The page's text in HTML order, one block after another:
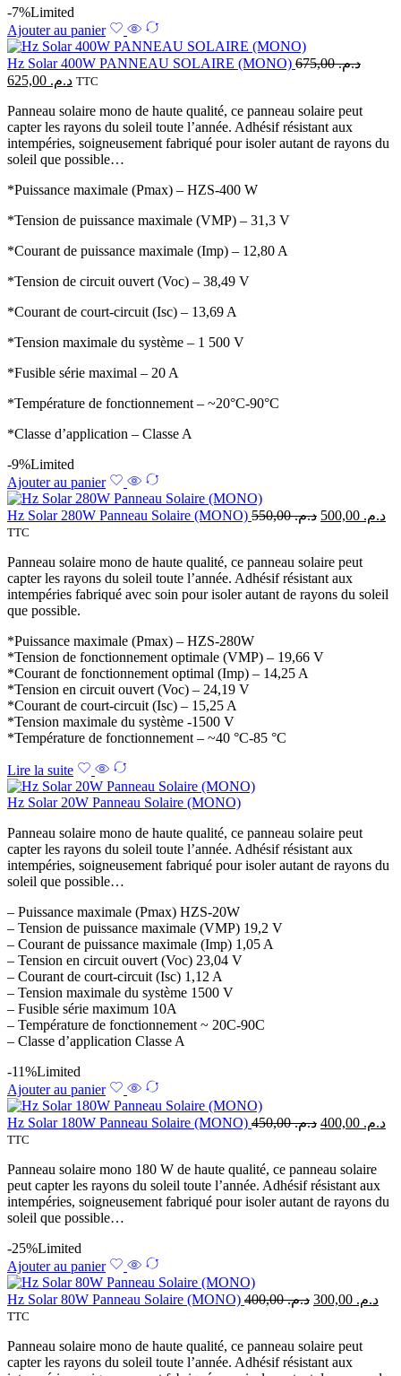
-7%Limited
Ajouter au panier
Hz Solar 400W PANNEAU SOLAIRE (MONO) د.م.675,00
د.م. TTC
Panneau solaire mono de haute qualité, ce panneau solaire peut
capter les rayons du soleil toute l’année. Adhésif résistant aux
intempéries, soigneusement fabriqué pour isoler autant de rayons du
soleil que possible…
*Puissance maximale (Pmax) – HZS-400 W
*Tension de puissance maximale (VMP) – 31,3 V
*Courant de puissance maximale (Imp) – 12,80 A
*Tension de circuit ouvert (Voc) – 38,49 V
*Courant de court-circuit (Isc) – 13,69 A
*Tension maximale du système – 1 500 V
*Fusible série maximal – 20 A
*Température de fonctionnement – ~20°C-90°C
*Classe d’application – Classe A
-9%Limited
Ajouter au panier
Hz Solar 280W Panneau Solaire (MONO) د.م.550,00 د.م.
TTC
Panneau solaire mono de haute qualité, ce panneau solaire peut
capter les rayons du soleil toute l’année. Adhésif résistant aux
intempéries fabriqué avec soin pour isoler autant de rayons du soleil
que possible.
*Puissance maximale (Pmax) – HZS-280W
*Tension de fonctionnement optimale (VMP) – 19,66 V
*Courant de fonctionnement optimal (Imp) – 14,25 A
*Tension en circuit ouvert (Voc) – 24,19 V
*Courant de court-circuit (Isc) – 15,25 A
*Tension maximale du système -1500 V
*Température de fonctionnement – ​​~40 °C-85 °C
Lire la suite
Hz Solar 20W Panneau Solaire (MONO)
Panneau solaire mono de haute qualité, ce panneau solaire peut
capter les rayons du soleil toute l’année. Adhésif résistant aux
intempéries, soigneusement fabriqué pour isoler autant de rayons du
soleil que possible…
– Puissance maximale (Pmax) HZS-20W
– Tension de puissance maximale (VMP) 19,2 V
– Courant de puissance maximale (Imp) 1,05 A
– Tension en circuit ouvert (Voc) 23,04 V
– Courant de court-circuit (Isc) 1,12 A
– Tension maximale du système 1500 V
– Fusible série maximum 10A
– Température de fonctionnement ~ 20C-90C
– Classe d’application Classe A
-11%Limited
Ajouter au panier
Hz Solar 180W Panneau Solaire (MONO) د.م.450,00 د.م.
TTC
Panneau solaire mono 180 W de haute qualité, ce panneau solaire
peut capter les rayons du soleil toute l’année. Adhésif résistant aux
intempéries, soigneusement fabriqué pour isoler autant de rayons du
soleil que possible…
-25%Limited
Ajouter au panier
Hz Solar 80W Panneau Solaire (MONO) د.م.400,00 د.م.
TTC
Panneau solaire mono de haute qualité, ce panneau solaire peut
capter les rayons du soleil toute l’année. Adhésif résistant aux